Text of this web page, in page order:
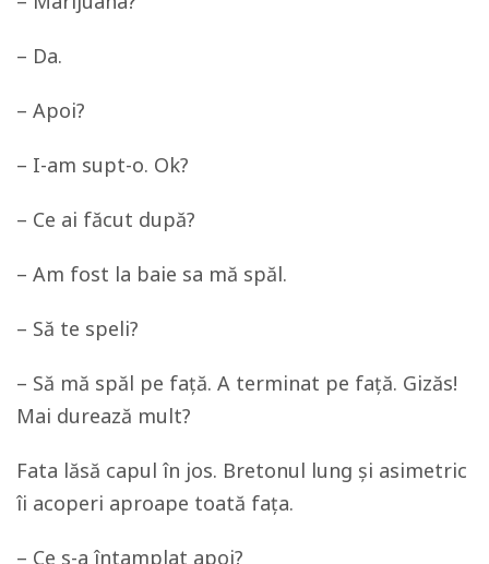
– Da.
– Apoi?
– I-am supt-o. Ok?
– Ce ai făcut după?
– Am fost la baie sa mă spăl.
– Să te speli?
– Să mă spăl pe față. A terminat pe față. Gizăs!
Mai durează mult?
Fata lăsă capul în jos. Bretonul lung și asimetric
îi acoperi aproape toată fața.
– Ce s-a întamplat apoi?